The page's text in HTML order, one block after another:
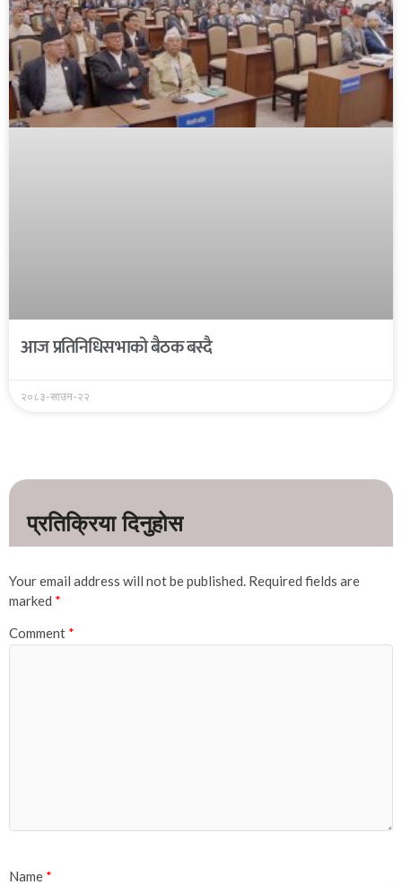
आज प्रतिनिधिसभाको बैठक बस्दै
२०८३-साउन-२२
Your email address will not be published. Required fields are
marked *
Comment *
Name *